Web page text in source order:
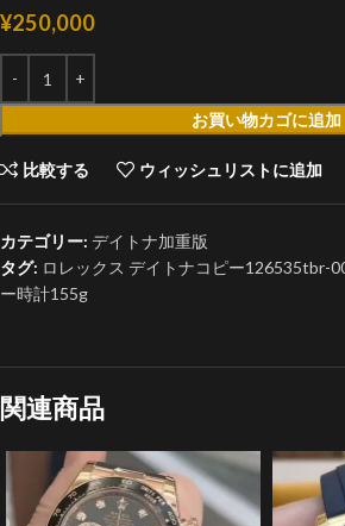
¥250,000
お買い物カゴに追加
比較する ウィッシュリストに追加
カテゴリー: デイトナ加重版
タグ: ロレックス デイトナコピー126535tbr-
ー時計155g
関連商品